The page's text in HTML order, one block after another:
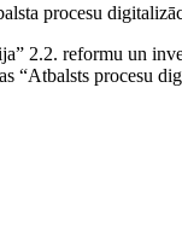
procesu
2.2. reformu un
“Atbalsts procesu